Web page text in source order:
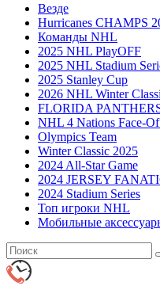
Везде
Hurricanes CHAMPS
Команды NHL
2025 NHL PlayOFF
2025 NHL Stadium
2025 Stanley Cup
2026 NHL Winter
FLORIDA
NHL 4 Nations Face-
Olympics Team
Winter Classic 2025
2024 All-Star Game
2024 JERSEY
2024 Stadium Series
Топ игроки NHL
Мобильные